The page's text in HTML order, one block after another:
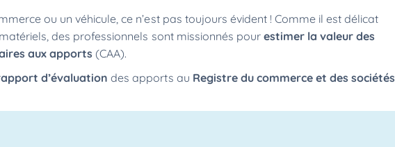
ou un véhicule, ce n’est pas toujours évident ! Comme il est délicat
des professionnels sont missionnés pour estimer la valeur des
aux apports (CAA).
d’évaluation des apports au Registre du commerce et des sociétés